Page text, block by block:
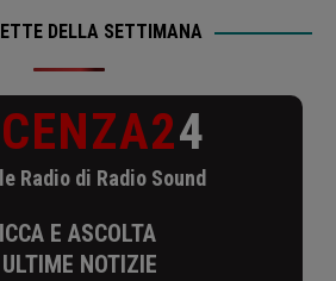
DELLA SETTIMANA
4
Radio di Radio Sound
E ASCOLTA
NOTIZIE